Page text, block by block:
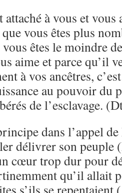
attaché à vous et vous
vous êtes plus
êtes le moindre
aime et parce qu’il
à vos ancêtres,
au pouvoir du
de l’esclavage.
dans l’appel
délivrer son peuple
cœur trop dur pour
qu’il allait
s’ils se repentaient